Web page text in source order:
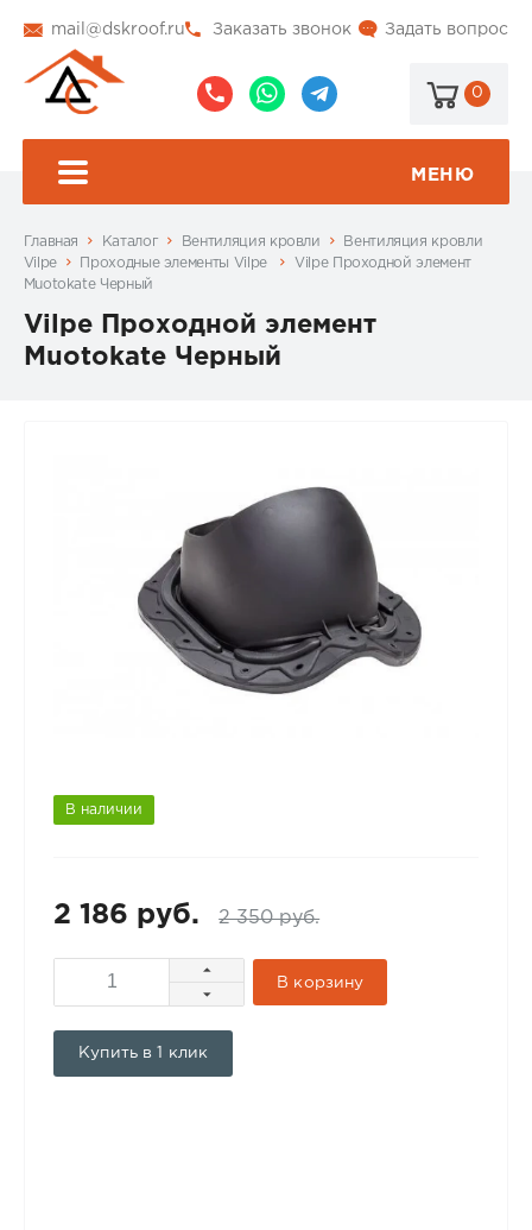
mail@dskroof.ru Задать вопрос
Заказать звонок
0
МЕНЮ
Главная Каталог Вентиляция кровли
Вентиляция кровли
Vilpe
Проходные элементы Vilpe
Vilpe Проходной элемент
Muotokate Черный
Vilpe Проходной элемент
Muotokate Черный
В наличии
2 186 руб. 2 350 руб.
В корзину
Купить в 1 клик